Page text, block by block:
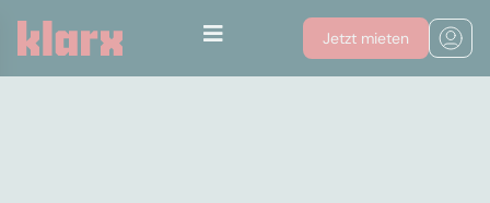
Jetzt mieten